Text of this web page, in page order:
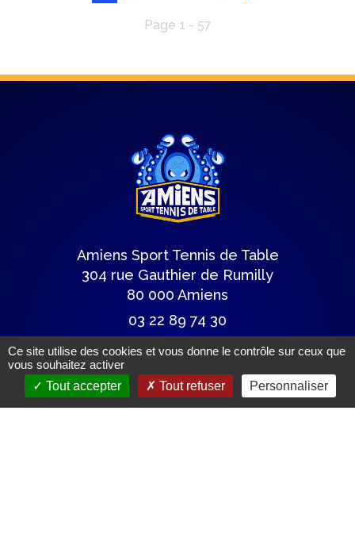
Page 1 - 57
Amiens Sport Tennis de Table
304 rue Gauthier de Rumilly
80 000 Amiens
03 22 89 74 30
astt@wanadoo.fr
Ce site utilise des cookies et vous donne le contrôle sur ceux que
vous souhaitez activer
Tout accepter
Tout refuser Personnaliser